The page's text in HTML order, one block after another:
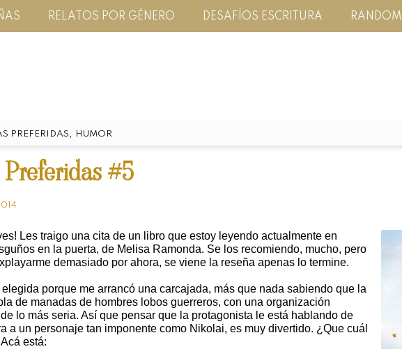
RELATOS POR GÉNERO DESAFÍOS ESCRITURA RANDOM
PREFERIDAS , HUMOR
#5
Les traigo una cita de un libro que estoy leyendo actualmente en
en la puerta, de Melisa Ramonda. Se los recomiendo, mucho, pero
demasiado por ahora, se viene la reseña apenas lo termine.
elegida porque me arrancó una carcajada, más que nada sabiendo que la
de manadas de hombres lobos guerreros, con una organización
lo más seria. Así que pensar que la protagonista le está hablando de
a un personaje tan imponente como Nikolai, es muy divertido. ¿Que cuál
está: